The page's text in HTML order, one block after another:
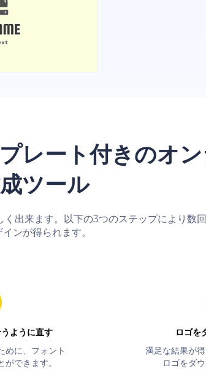
レート付きのオン
ツール
出来ます。以下の3つのステップにより数
ンが得られます。
ように直す
めに、フォント
できます。
ロゴを
満足な結果が
ロゴをダ